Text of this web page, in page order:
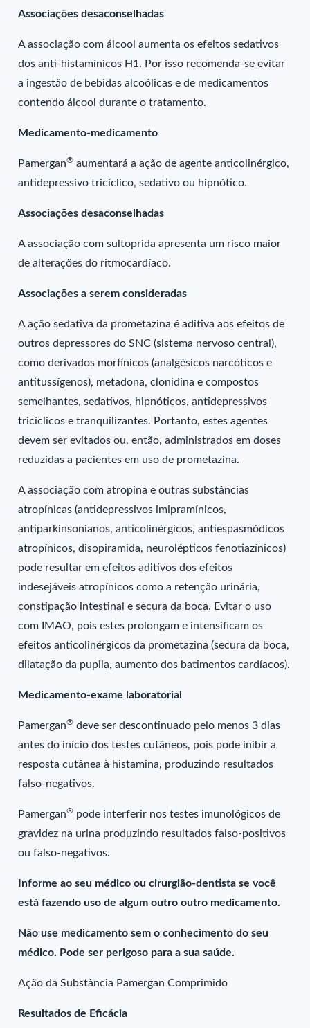
Associações desaconselhadas
A associação com álcool aumenta os efeitos sedativos
dos anti-histamínicos H1. Por isso recomenda-se evitar
a ingestão de bebidas alcoólicas e de medicamentos
contendo álcool durante o tratamento.
Medicamento-medicamento
Pamergan® aumentará a ação de agente anticolinérgico,
antidepressivo tricíclico, sedativo ou hipnótico.
Associações desaconselhadas
A associação com sultoprida apresenta um risco maior
de alterações do ritmocardíaco.
Associações a serem consideradas
A ação sedativa da prometazina é aditiva aos efeitos de
outros depressores do SNC (sistema nervoso central),
como derivados morfínicos (analgésicos narcóticos e
antitussígenos), metadona, clonidina e compostos
semelhantes, sedativos, hipnóticos, antidepressivos
tricíclicos e tranquilizantes. Portanto, estes agentes
devem ser evitados ou, então, administrados em doses
reduzidas a pacientes em uso de prometazina.
A associação com atropina e outras substâncias
atropínicas (antidepressivos imipramínicos,
antiparkinsonianos, anticolinérgicos, antiespasmódicos
atropínicos, disopiramida, neurolépticos fenotiazínicos)
pode resultar em efeitos aditivos dos efeitos
indesejáveis atropínicos como a retenção urinária,
constipação intestinal e secura da boca. Evitar o uso
com IMAO, pois estes prolongam e intensificam os
efeitos anticolinérgicos da prometazina (secura da boca,
dilatação da pupila, aumento dos batimentos cardíacos).
Medicamento-exame laboratorial
Pamergan® deve ser descontinuado pelo menos 3 dias
antes do início dos testes cutâneos, pois pode inibir a
resposta cutânea à histamina, produzindo resultados
falso-negativos.
Pamergan® pode interferir nos testes imunológicos de
gravidez na urina produzindo resultados falso-positivos
ou falso-negativos.
Informe ao seu médico ou cirurgião-dentista se você
está fazendo uso de algum outro outro medicamento.
Não use medicamento sem o conhecimento do seu
médico. Pode ser perigoso para a sua saúde.
Ação da Substância Pamergan Comprimido
Resultados de Eficácia